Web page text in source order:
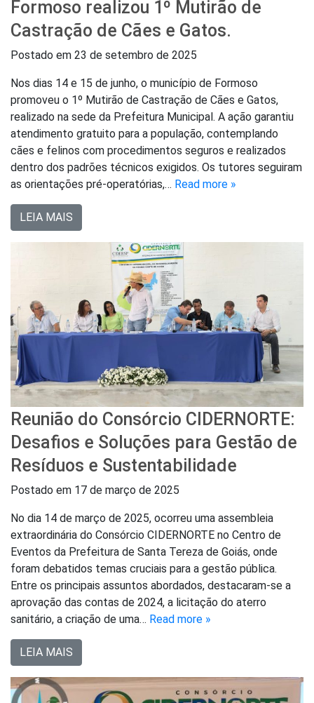
Formoso realizou 1º Mutirão de
Castração de Cães e Gatos.
Postado em 23 de setembro de 2025
Nos dias 14 e 15 de junho, o município de Formoso
promoveu o 1º Mutirão de Castração de Cães e Gatos,
realizado na sede da Prefeitura Municipal. A ação garantiu
atendimento gratuito para a população, contemplando
cães e felinos com procedimentos seguros e realizados
dentro dos padrões técnicos exigidos. Os tutores seguiram
as orientações pré-operatórias,… Read more »
LEIA MAIS
Reunião do Consórcio CIDERNORTE:
Desafios e Soluções para Gestão de
Resíduos e Sustentabilidade
Postado em 17 de março de 2025
No dia 14 de março de 2025, ocorreu uma assembleia
extraordinária do Consórcio CIDERNORTE no Centro de
Eventos da Prefeitura de Santa Tereza de Goiás, onde
foram debatidos temas cruciais para a gestão pública.
Entre os principais assuntos abordados, destacaram-se a
aprovação das contas de 2024, a licitação do aterro
sanitário, a criação de uma… Read more »
LEIA MAIS